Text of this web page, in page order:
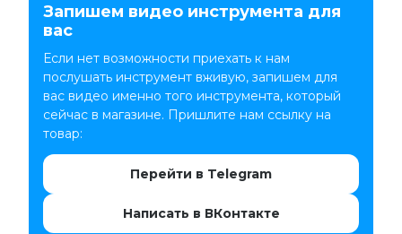
Запишем видео инструмента для
вас
Если нет возможности приехать к нам
послушать инструмент вживую, запишем для
вас видео именно того инструмента, который
сейчас в магазине. Пришлите нам ссылку на
товар:
Перейти в Telegram
Написать в ВКонтакте